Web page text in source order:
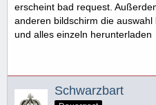
erscheint bad request.
anderen bildschirm die
und alles einzeln herunterladen
Schwarzbart